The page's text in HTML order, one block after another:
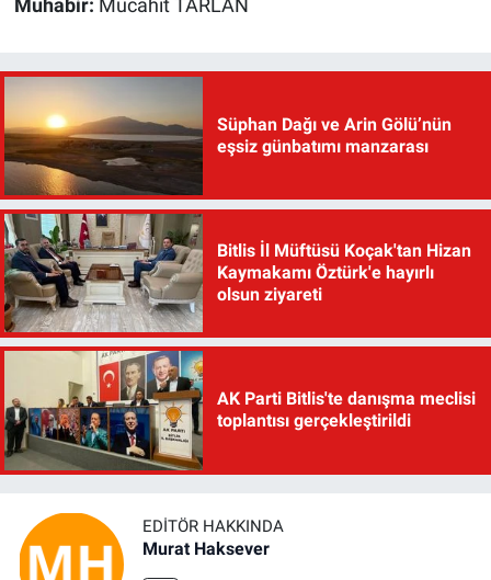
Muhabir: Mücahit TARLAN
Süphan Dağı ve Arin Gölü’nün
eşsiz günbatımı manzarası
Bitlis İl Müftüsü Koçak'tan Hizan
Kaymakamı Öztürk'e hayırlı
olsun ziyareti
AK Parti Bitlis'te danışma meclisi
toplantısı gerçekleştirildi
EDITÖR HAKKINDA
Murat Haksever